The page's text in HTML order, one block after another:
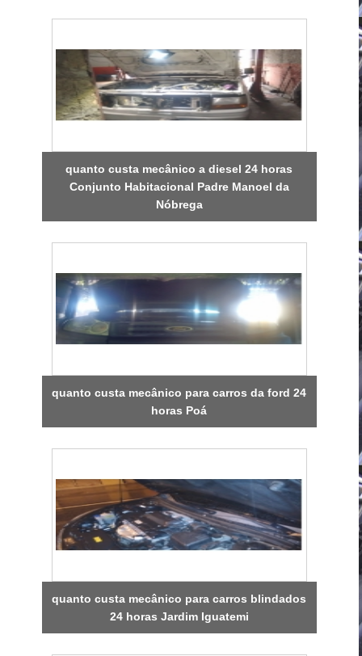
quanto custa mecânico a diesel 24 horas
Conjunto Habitacional Padre Manoel da
Nóbrega
quanto custa mecânico para carros da ford 24
horas Poá
quanto custa mecânico para carros blindados
24 horas Jardim Iguatemi